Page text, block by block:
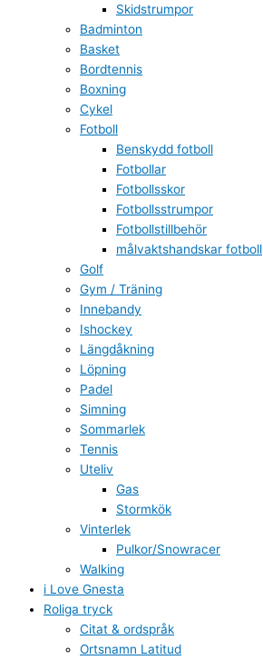
Skidstrumpor
Badminton
Basket
Bordtennis
Boxning
Cykel
Fotboll
Benskydd fotboll
Fotbollar
Fotbollsskor
Fotbollsstrumpor
Fotbollstillbehör
målvaktshandskar fotboll
Golf
Gym / Träning
Innebandy
Ishockey
Längdåkning
Löpning
Padel
Simning
Sommarlek
Tennis
Uteliv
Gas
Stormkök
Vinterlek
Pulkor/Snowracer
Walking
i Love Gnesta
Roliga tryck
Citat & ordspråk
Ortsnamn Latitud